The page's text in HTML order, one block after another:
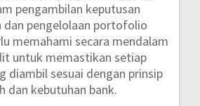
pengambilan keputusan
dan pengelolaan portofolio
memahami secara mendalam
untuk memastikan setiap
diambil sesuai dengan prinsip
dan kebutuhan bank.